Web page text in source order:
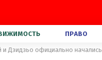
ПРАВО
Дзидзьо официально начались